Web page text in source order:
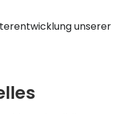
unserer